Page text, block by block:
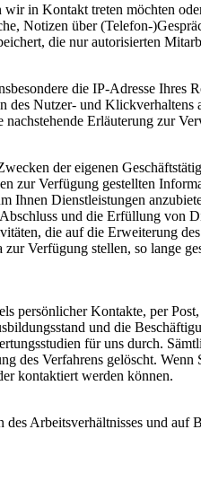
in Kontakt treten möchten
Notizen über (Telefon-
die nur autorisierten
die IP-Adresse
Nutzer- und
Erläuterung zur
der eigenen
zur Verfügung gestellten
Dienstleistungen
und die Erfüllung von
die auf die Erweiterung
Verfügung stellen, so lange
persönlicher Kontakte, per
und die
für uns durch.
des Verfahrens gelöscht.
kontaktiert werden können.
Arbeitsverhältnisses und